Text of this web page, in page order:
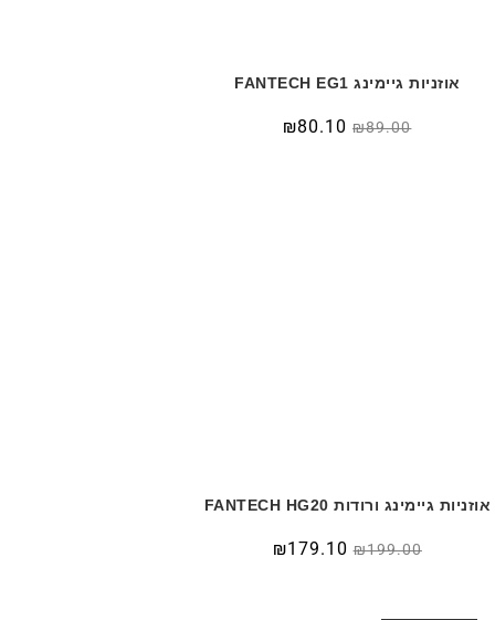
אוזניות גיימינג FANTECH EG1
₪89.00
₪80.10
אוזניות גיימינג ורודות FANTECH HG20
₪199.00
₪179.10